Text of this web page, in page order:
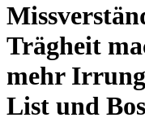
Trägheit
mehr
List und